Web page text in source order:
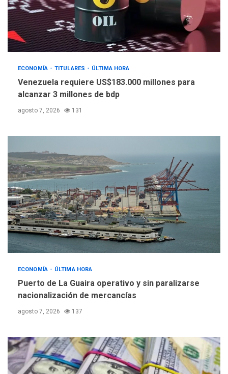
4
POLÍTICA
TITULARES
ÚLTIMA HORA
Libertad plena para jueza
María Lourdes Afiuni
INTERNACIONALES
ÚLTIMA HORA
España impone controles
ECONOMÍA TITULARES ÚLTIMA HORA
Venezuela requiere US$183.000 millones para
alcanzar 3 millones de bdp
agosto 7, 2026 131
ECONOMÍA ÚLTIMA HORA
Puerto de La Guaira operativo y sin paralizarse
nacionalización de mercancías
agosto 7, 2026 137